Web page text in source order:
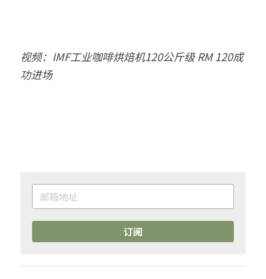
视频：IMF工业咖啡烘焙机120公斤级 RM 120成
功进场
订阅